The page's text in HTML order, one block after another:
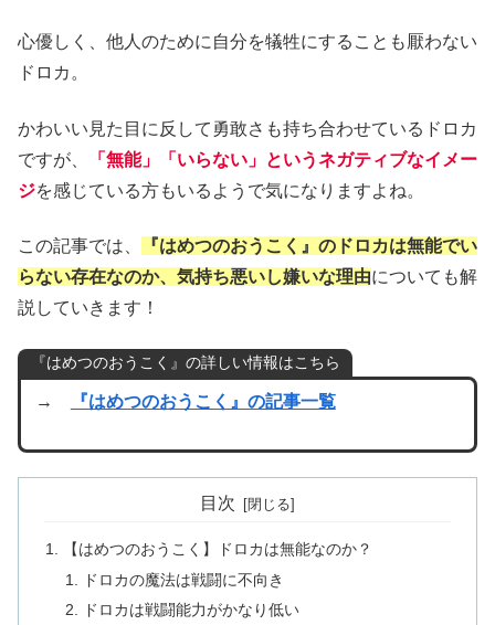
心優しく、他人のために自分を犠牲にすることも厭わない
ドロカ。
かわいい見た目に反して勇敢さも持ち合わせているドロカ
ですが、
「無能」「いらない」というネガティブなイメー
ジを感じている方もいるようで気になりますよね。
この記事では、
『はめつのおうこく』のドロカは無能でい
らない存在なのか、気持ち悪いし嫌いな理由についても解
説していきます！
『はめつのおうこく』の詳しい情報はこちら
→ 『はめつのおうこく』の記事一覧
目次
【はめつのおうこく】ドロカは無能なのか？
ドロカの魔法は戦闘に不向き
ドロカは戦闘能力がかなり低い